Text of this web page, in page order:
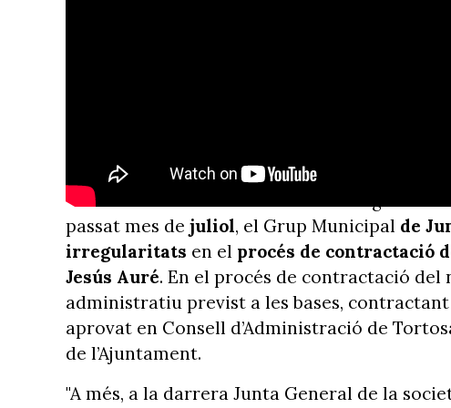
Tortosa
Esta no és la única contractació irregular del
passat mes de juliol, el Grup Municipal de
irregularitats en el procés de contractació
Jesús Auré. En el procés de contractació
administratiu previst a les bases,
aprovat en Consell d’Administració de
de l’Ajuntament.
"A més, a la darrera Junta General de la